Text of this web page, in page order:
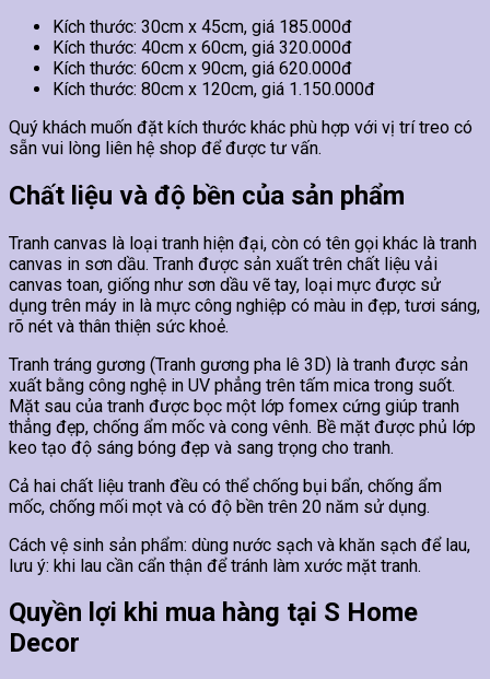
Kích thước: 30cm x 45cm, giá 185.000đ
Kích thước: 40cm x 60cm, giá 320.000đ
Kích thước: 60cm x 90cm, giá 620.000đ
Kích thước: 80cm x 120cm, giá 1.150.000đ
Quý khách muốn đặt kích thước khác phù hợp với vị trí treo có
sẵn vui lòng liên hệ shop để được tư vấn.
Chất liệu và độ bền của sản phẩm
Tranh canvas là loại tranh hiện đại, còn có tên gọi khác là tranh
canvas in sơn dầu. Tranh được sản xuất trên chất liệu vải
canvas toan, giống như sơn dầu vẽ tay, loại mực được sử
dụng trên máy in là mực công nghiệp có màu in đẹp, tươi sáng,
rõ nét và thân thiện sức khoẻ.
Tranh tráng gương (Tranh gương pha lê 3D) là tranh được sản
xuất bằng công nghệ in UV phẳng trên tấm mica trong suốt.
Mặt sau của tranh được bọc một lớp fomex cứng giúp tranh
thẳng đẹp, chống ẩm mốc và cong vênh. Bề mặt được phủ lớp
keo tạo độ sáng bóng đẹp và sang trọng cho tranh.
Cả hai chất liệu tranh đều có thể chống bụi bẩn, chống ẩm
mốc, chống mối mọt và có độ bền trên 20 năm sử dụng.
Cách vệ sinh sản phẩm: dùng nước sạch và khăn sạch để lau,
lưu ý: khi lau cần cẩn thận để tránh làm xước mặt tranh.
Quyền lợi khi mua hàng tại S Home
Decor